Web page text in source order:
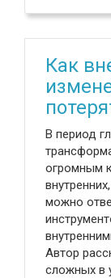
Как
В период
огромным
можно
Автор
сложных в